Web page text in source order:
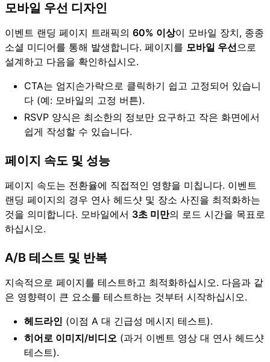
모바일 우선 디자인
이벤트 랜딩 페이지 트래픽의 60% 이상이 모바일 장치, 종종
소셜 미디어를 통해 발생합니다. 페이지를 모바일 우선으로
설계하고 다음을 확인하십시오.
CTA는 엄지손가락으로 클릭하기 쉽고 고정되어 있습니
다 (예: 모바일의 고정 버튼).
RSVP 양식은 최소한의 정보만 요구하고 작은 화면에서
쉽게 작성할 수 있습니다.
페이지 속도 및 성능
페이지 속도는 전환율에 직접적인 영향을 미칩니다. 이벤트
랜딩 페이지의 경우 연사 헤드샷 및 장소 사진을 최적화하는
것을 의미합니다. 모바일에서 3초 미만의 로드 시간을 목표로
하십시오.
A/B 테스트 및 반복
지속적으로 페이지를 테스트하고 최적화하십시오. 다음과 같
은 영향력이 큰 요소를 테스트하는 것부터 시작하십시오.
헤드라인 (이점 A 대 긴급성 메시지 테스트).
히어로 이미지/비디오 (과거 이벤트 영상 대 연사 헤드샷
테스트).